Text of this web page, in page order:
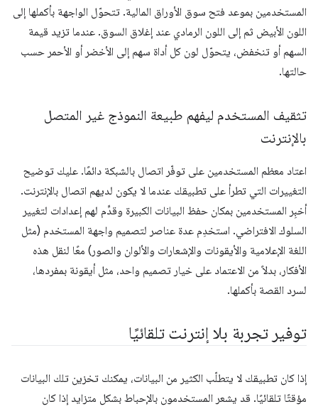
المستخدمين بموعد فتح سوق الأوراق المالية. تتحوّل الواجهة بأكملها إلى
اللون الأبيض ثم إلى اللون الرمادي عند إغلاق السوق. عندما تزيد قيمة
السهم أو تنخفض، يتحوّل لون كل أداة سهم إلى الأخضر أو الأحمر حسب
حالتها.
تثقيف المستخدم ليفهم طبيعة النموذج غير المتصل
بالإنترنت
اعتاد معظم المستخدمين على توفّر اتصال بالشبكة دائمًا. عليك توضيح
التغييرات التي تطرأ على تطبيقك عندما لا يكون لديهم اتصال بالإنترنت.
أخبِر المستخدمين بمكان حفظ البيانات الكبيرة وقدِّم لهم إعدادات لتغيير
السلوك الافتراضي. استخدِم عدة عناصر لتصميم واجهة المستخدم (مثل
اللغة الإعلامية والأيقونات والإشعارات والألوان والصور) معًا لنقل هذه
الأفكار، بدلاً من الاعتماد على خيار تصميم واحد، مثل أيقونة بمفردها،
لسرد القصة بأكملها.
توفير تجربة بلا إنترنت تلقائيًا
إذا كان تطبيقك لا يتطلّب الكثير من البيانات، يمكنك تخزين تلك البيانات
مؤقتًا تلقائيًا. قد يشعر المستخدمون بالإحباط بشكل متزايد إذا كان